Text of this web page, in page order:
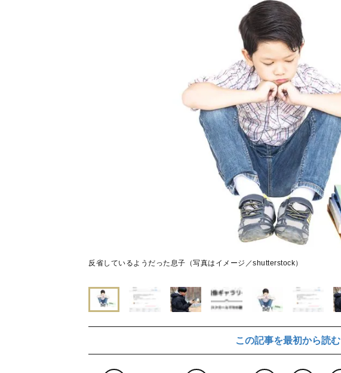
反省しているようだった息子（写真はイメージ／shutterstock）
この記事を最初から読む